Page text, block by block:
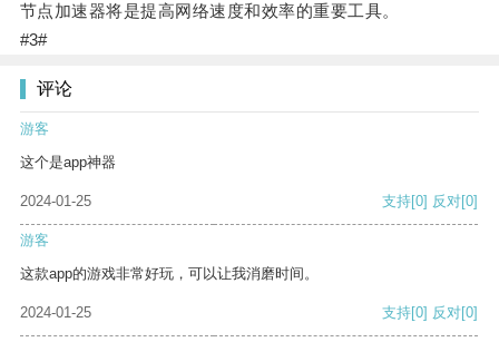
节点加速器将是提高网络速度和效率的重要工具。
#3#
评论
游客
这个是app神器
2024-01-25 支持[0] 反对[0]
游客
这款app的游戏非常好玩，可以让我消磨时间。
2024-01-25 支持[0] 反对[0]